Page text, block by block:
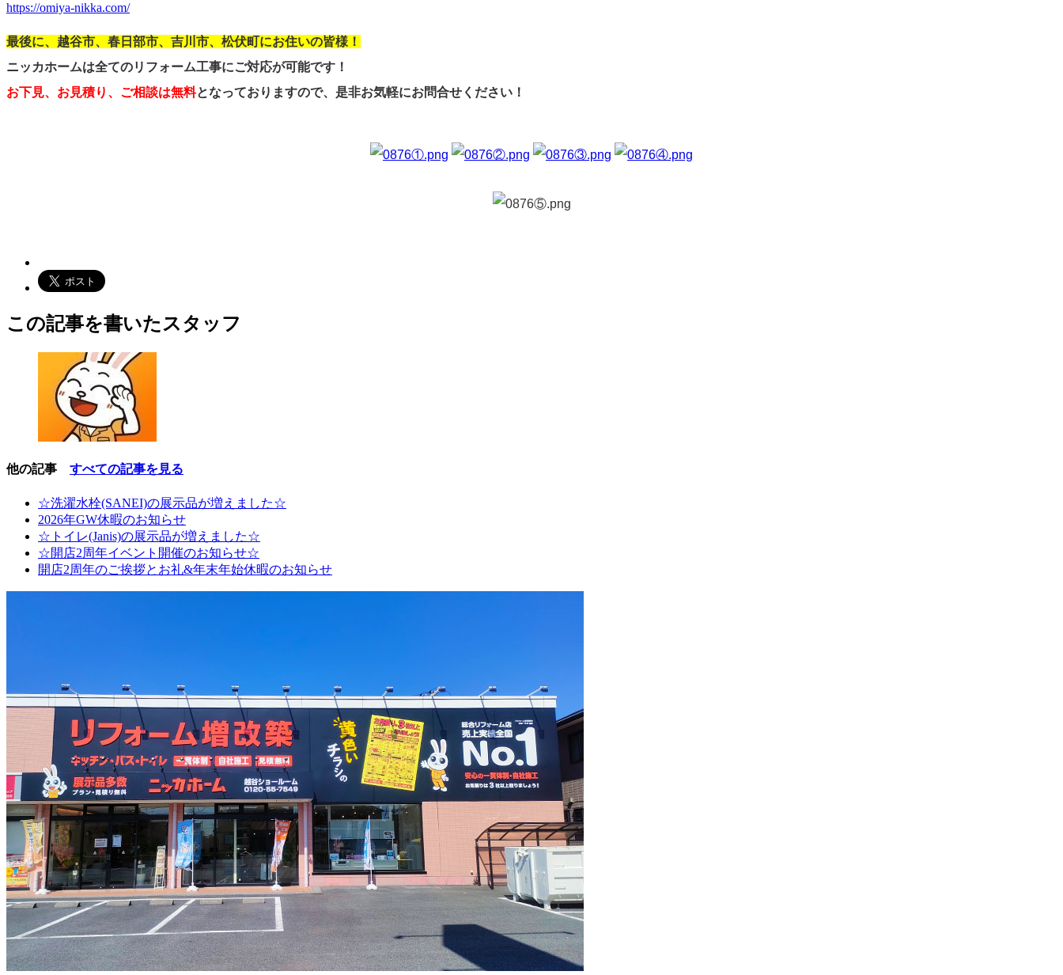
https://omiya-nikka.com/
最後に、越谷市、春日部市、吉川市、松伏町にお住いの皆様！
ニッカホームは全てのリフォーム工事にご対応が可能です！
お下見、お見積り、ご相談は無料となっておりますので、是非お気軽にお問合せください！
この記事を書いたスタッフ
他の記事 すべての記事を見る
☆洗濯水栓(SANEI)の展示品が増えました☆
2026年GW休暇のお知らせ
☆トイレ(Janis)の展示品が増えました☆
☆開店2周年イベント開催のお知らせ☆
開店2周年のご挨拶とお礼&年末年始休暇のお知らせ